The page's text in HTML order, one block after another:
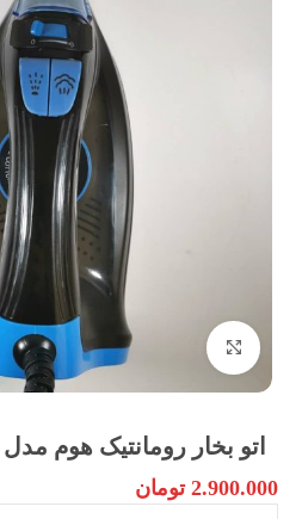
بزرگنمایی تصویر
اتو بخار رومانتیک هوم مدل sw-571
2.900.000 تومان